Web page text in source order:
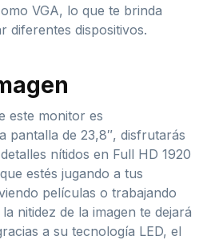
VGA, lo que te brinda
diferentes dispositivos.
este monitor es
pantalla de 23,8″, disfrutarás
nítidos en Full HD 1920
estés jugando a tus
películas o trabajando
nitidez de la imagen te dejará
a su tecnología LED, el